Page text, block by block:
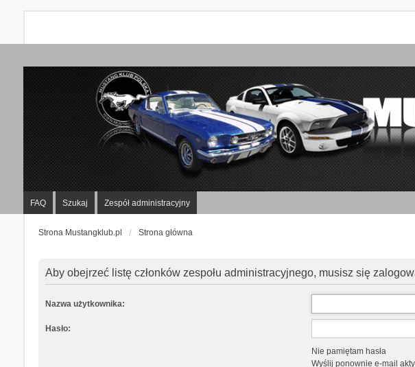
FAQ Szukaj Zespół administracyjny
Strona Mustangklub.pl Strona główna
Aby obejrzeć listę członków zespołu administracyjnego, musisz się
Nazwa użytkownika:
Hasło:
Nie pamiętam hasła
Wyślij ponownie e-mail